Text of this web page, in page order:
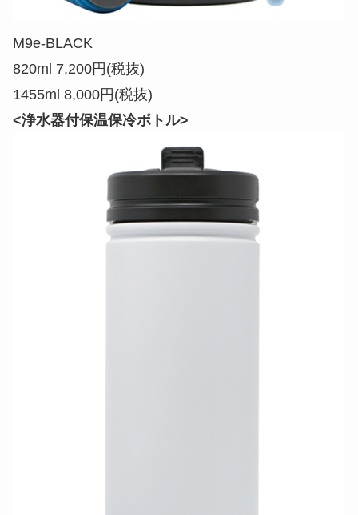
M9e-BLACK
820ml 7,200円(税抜)
1455ml 8,000円(税抜)
<浄水器付保温保冷ボトル>